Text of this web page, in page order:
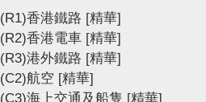
(R1)香港鐵路 [精華]
(R2)香港電車 [精華]
(R3)港外鐵路 [精華]
(C2)航空 [精華]
(C3)海上交通及船隻 [精華]